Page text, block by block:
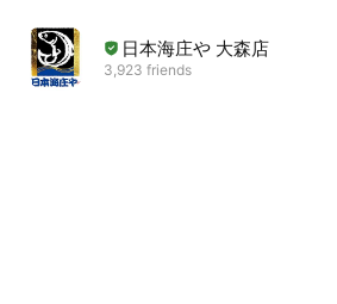
日本海庄や 大森店
3,923 friends